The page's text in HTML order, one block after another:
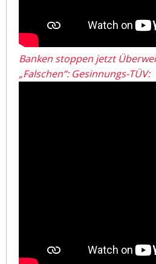
Banken stoppen jetzt
„Falschen“: Gesinnungs-TÜV: